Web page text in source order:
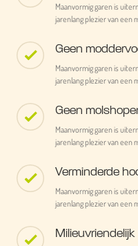
Maanvormig garen is
jarenlang plezier van een
Geen
Maanvormig garen is
jarenlang plezier van een
Geen
Maanvormig garen is
jarenlang plezier van een
Verminderde
Maanvormig garen is
jarenlang plezier van een
Milieuvriendelijk